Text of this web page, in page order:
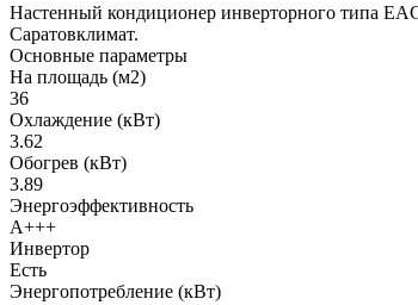
Настенный кондиционер инверторного типа
Саратовклимат.
Основные параметры
На площадь (м2)
36
Охлаждение (кВт)
3.62
Обогрев (кВт)
3.89
Энергоэффективность
A+++
Инвертор
Есть
Энергопотребление (кВт)